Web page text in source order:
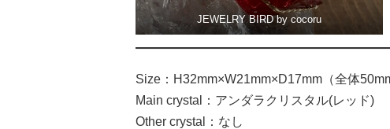
JEWELRY BIRD by cocoru
Size：H32mm×W21mm×D17mm（全体
Main crystal：アンダラクリスタル(レッド)
Other crystal：なし